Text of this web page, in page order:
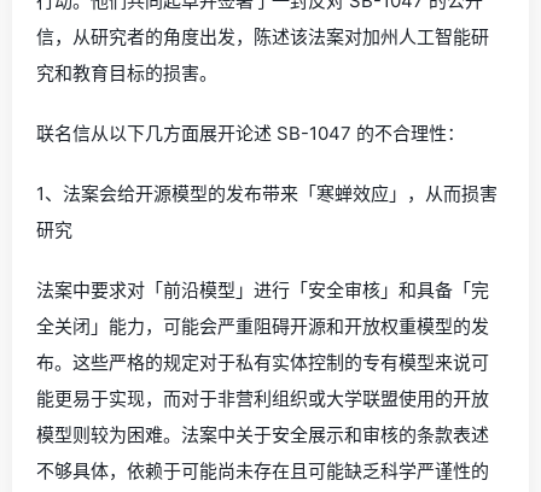
信，从研究者的角度出发，陈述该法案对加州人工智能研
究和教育目标的损害。
联名信从以下几方面展开论述 SB-1047 的不合理性：
1、法案会给开源模型的发布带来「寒蝉效应」，从而损害
研究
法案中要求对「前沿模型」进行「安全审核」和具备「完
全关闭」能力，可能会严重阻碍开源和开放权重模型的发
布。这些严格的规定对于私有实体控制的专有模型来说可
能更易于实现，而对于非营利组织或大学联盟使用的开放
模型则较为困难。法案中关于安全展示和审核的条款表述
不够具体，依赖于可能尚未存在且可能缺乏科学严谨性的